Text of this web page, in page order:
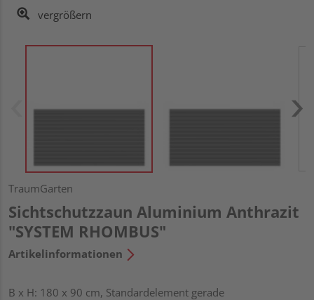
vergrößern
TraumGarten
Sichtschutzzaun Aluminium Anthrazit
"SYSTEM RHOMBUS"
Artikelinformationen
B x H: 180 x 90 cm, Standardelement gerade